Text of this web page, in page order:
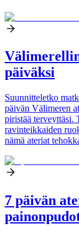
päiväksi
Suunnitteletko
päivän Välimeren
piristää terveyttäsi.
ravinteikkaiden
nämä ateriat
7 päivän